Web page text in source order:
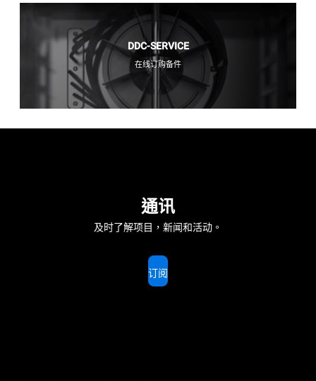
DDC-SERVICE
在线订购备件
通讯
及时了解项目，新闻和活动。
订阅